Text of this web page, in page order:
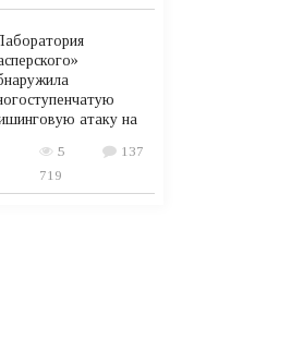
атаку на
5
719
137